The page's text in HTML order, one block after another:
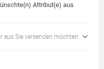
Attribut(e) aus
aus Sie versenden möchten